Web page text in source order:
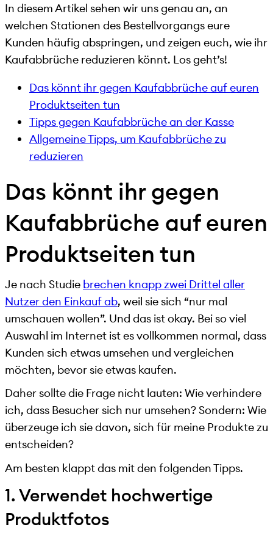
In diesem Artikel sehen wir uns genau an, an
welchen Stationen des Bestellvorgangs eure
Kunden häufig abspringen, und zeigen euch, wie ihr
Kaufabbrüche reduzieren könnt. Los geht’s!
Das könnt ihr gegen Kaufabbrüche auf euren
Produktseiten tun
Tipps gegen Kaufabbrüche an der Kasse
Allgemeine Tipps, um Kaufabbrüche zu
reduzieren
Das könnt ihr gegen
Kaufabbrüche auf euren
Produktseiten tun
Je nach Studie brechen knapp zwei Drittel aller
Nutzer den Einkauf ab, weil sie sich “nur mal
umschauen wollen”. Und das ist okay. Bei so viel
Auswahl im Internet ist es vollkommen normal, dass
Kunden sich etwas umsehen und vergleichen
möchten, bevor sie etwas kaufen.
Daher sollte die Frage nicht lauten: Wie verhindere
ich, dass Besucher sich nur umsehen? Sondern: Wie
überzeuge ich sie davon, sich für meine Produkte zu
entscheiden?
Am besten klappt das mit den folgenden Tipps.
1. Verwendet hochwertige
Produktfotos